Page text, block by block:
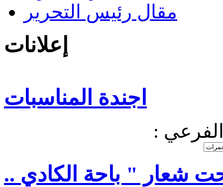
مقال رئيس التحرير
إعلانات
اجندة المناسبات
شعار " باحة الكادي ..